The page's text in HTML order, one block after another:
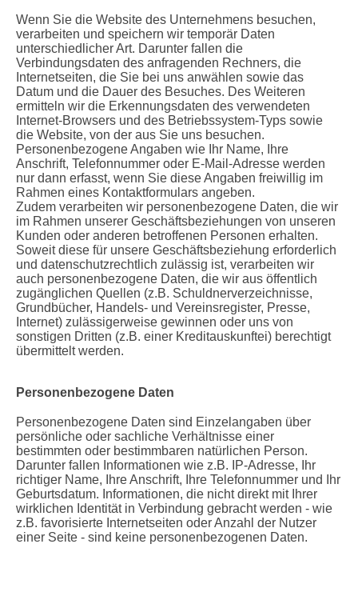
Wenn Sie die Website des Unternehmens besuchen,
verarbeiten und speichern wir temporär Daten
unterschiedlicher Art. Darunter fallen die
Verbindungsdaten des anfragenden Rechners, die
Internetseiten, die Sie bei uns anwählen sowie das
Datum und die Dauer des Besuches. Des Weiteren
ermitteln wir die Erkennungsdaten des verwendeten
Internet-Browsers und des Betriebssystem-Typs sowie
die Website, von der aus Sie uns besuchen.
Personenbezogene Angaben wie Ihr Name, Ihre
Anschrift, Telefonnummer oder E-Mail-Adresse werden
nur dann erfasst, wenn Sie diese Angaben freiwillig im
Rahmen eines Kontaktformulars angeben.
Zudem verarbeiten wir personenbezogene Daten, die wir
im Rahmen unserer Geschäftsbeziehungen von unseren
Kunden oder anderen betroffenen Personen erhalten.
Soweit diese für unsere Geschäftsbeziehung erforderlich
und datenschutzrechtlich zulässig ist, verarbeiten wir
auch personenbezogene Daten, die wir aus öffentlich
zugänglichen Quellen (z.B. Schuldnerverzeichnisse,
Grundbücher, Handels- und Vereinsregister, Presse,
Internet) zulässigerweise gewinnen oder uns von
sonstigen Dritten (z.B. einer Kreditauskunftei) berechtigt
übermittelt werden.
Personenbezogene Daten
Personenbezogene Daten sind Einzelangaben über
persönliche oder sachliche Verhältnisse einer
bestimmten oder bestimmbaren natürlichen Person.
Darunter fallen Informationen wie z.B. IP-Adresse, Ihr
richtiger Name, Ihre Anschrift, Ihre Telefonnummer und Ihr
Geburtsdatum. Informationen, die nicht direkt mit Ihrer
wirklichen Identität in Verbindung gebracht werden - wie
z.B. favorisierte Internetseiten oder Anzahl der Nutzer
einer Seite - sind keine personenbezogenen Daten.